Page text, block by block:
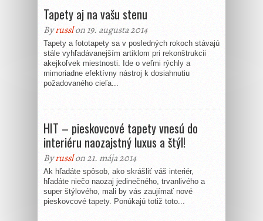
Tapety aj na vašu stenu
Byrusslon 19. augusta 2014
Tapety a fototapety sa v posledných rokoch stávajú
stále vyhľadávanejším artiklom pri rekonštrukcii
akejkoľvek miestnosti. Ide o veľmi rýchly a
mimoriadne efektívny nástroj k dosiahnutiu
požadovaného cieľa...
HIT – pieskovcové tapety vnesú do
interiéru naozajstný luxus a štýl!
Byrusslon 21. mája 2014
Ak hľadáte spôsob, ako skrášliť váš interiér,
hľadáte niečo naozaj jedinečného, trvanlivého a
super štýlového, mali by vás zaujímať nové
pieskovcové tapety. Ponúkajú totiž toto...